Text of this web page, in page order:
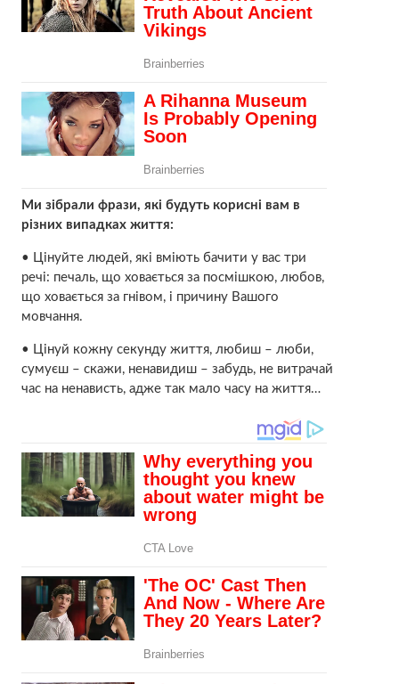
Ми зібрали фрази, які будуть корисні вам в
різних випадках життя:
• Цінуйте людей, які вміють бачити у вас три
речі: печаль, що ховається за посмішкою, любов,
що ховається за гнівом, і причину Вашого
мовчання.
• Цінуй кожну секунду життя, любиш – люби,
сумуєш – скажи, ненавидиш – забудь, не витрачай
час на ненависть, адже так мало часу на життя…